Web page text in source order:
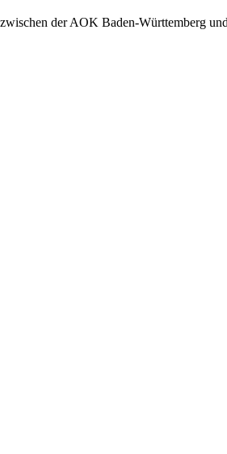
der AOK Baden-Württemberg